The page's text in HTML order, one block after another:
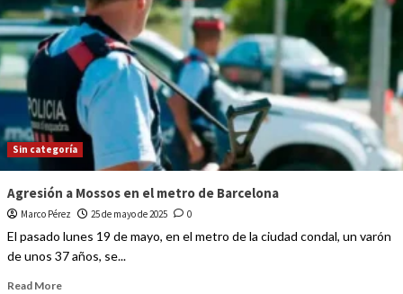
Sin categoría
Agresión a Mossos en el metro de Barcelona
Marco Pérez 25 de mayo de 2025 0
El pasado lunes 19 de mayo, en el metro de la ciudad condal, un varón
de unos 37 años, se...
Read More